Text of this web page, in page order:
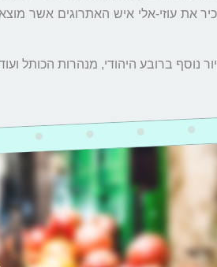
את עוזי-אלי איש האתרוגים אשר
נוסף ברובע היהודי, מנהרות הכותל